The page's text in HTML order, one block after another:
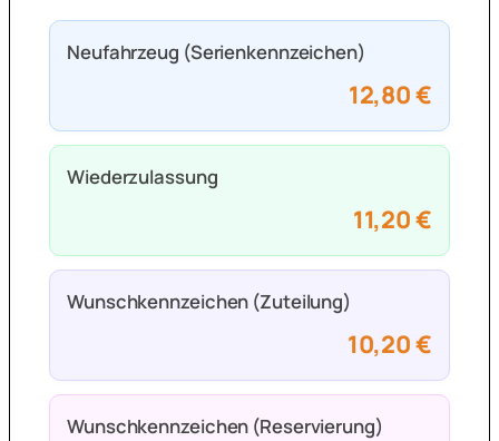
Neufahrzeug (Serienkennzeichen)
12,80 €
Wiederzulassung
11,20 €
Wunschkennzeichen (Zuteilung)
10,20 €
Wunschkennzeichen (Reservierung)